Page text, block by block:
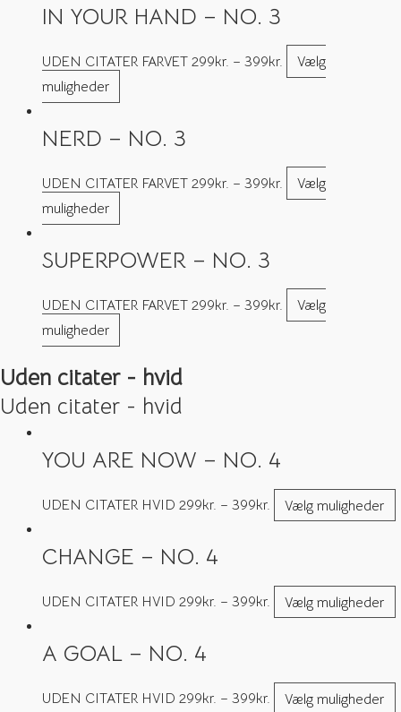
IN YOUR HAND – NO. 3
UDEN CITATER FARVET 299kr. – 399kr.
Vælg
muligheder
NERD – NO. 3
UDEN CITATER FARVET 299kr. – 399kr.
Vælg
muligheder
SUPERPOWER – NO. 3
UDEN CITATER FARVET 299kr. – 399kr.
Vælg
muligheder
Uden citater - hvid
Uden citater - hvid
YOU ARE NOW – NO. 4
UDEN CITATER HVID 299kr. – 399kr. Vælg muligheder
CHANGE – NO. 4
UDEN CITATER HVID 299kr. – 399kr. Vælg muligheder
A GOAL – NO. 4
UDEN CITATER HVID 299kr. – 399kr. Vælg muligheder